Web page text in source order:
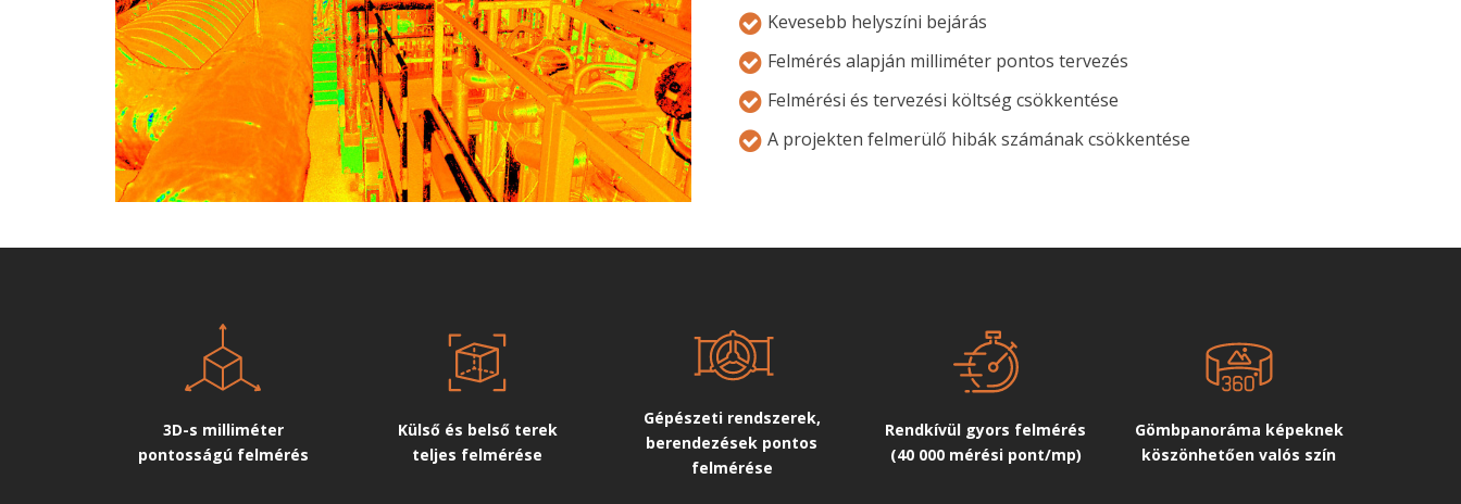
Kevesebb helyszíni bejárás
Felmérés alapján milliméter pontos tervezés
Felmérési és tervezési költség csökkentése
A projekten felmerülő hibák számának csökkentése
3D-s milliméter
pontosságú felmérés
Külső és belső terek
teljes felmérése
Gépészeti rendszerek,
berendezések pontos
felmérése
Rendkívül gyors felmérés
(40 000 mérési pont/mp)
Gömbpanoráma képeknek
köszönhetően valós szín